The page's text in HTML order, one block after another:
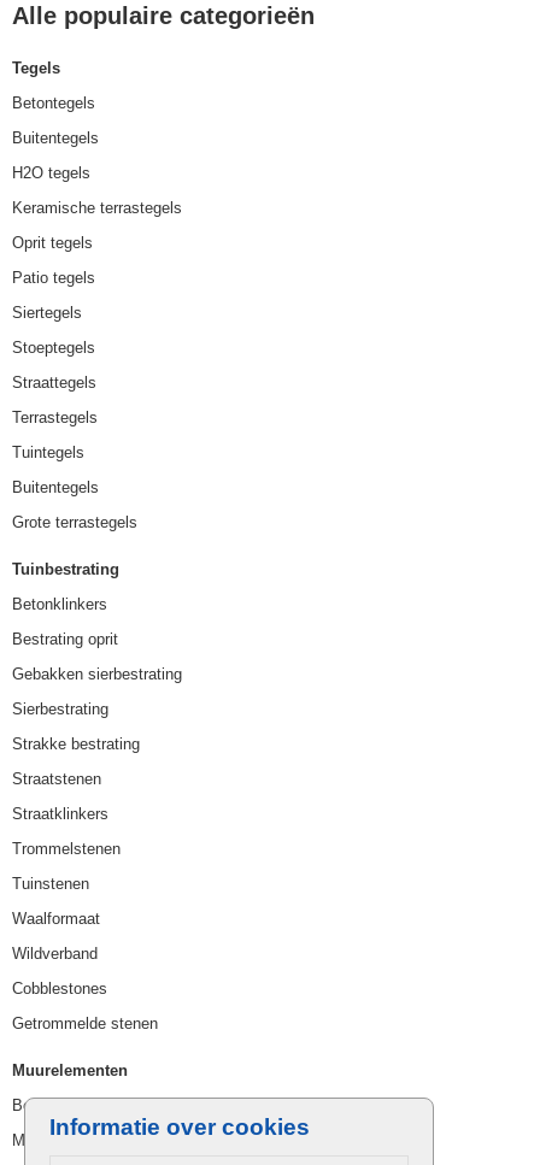
Informatie over cookies
Alle populaire categorieën
Tegels
Betontegels
Buitentegels
H2O tegels
Keramische terrastegels
Oprit tegels
Patio tegels
Siertegels
Stoeptegels
Straattegels
Terrastegels
Tuintegels
Buitentegels
Grote terrastegels
Tuinbestrating
Betonklinkers
Bestrating oprit
Gebakken sierbestrating
Sierbestrating
Strakke bestrating
Straatstenen
Straatklinkers
Trommelstenen
Tuinstenen
Waalformaat
Wildverband
Cobblestones
Getrommelde stenen
Muurelementen
Betonbielzen
Muurstenen